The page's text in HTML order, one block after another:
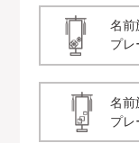
名前
プレ
名前
プレ